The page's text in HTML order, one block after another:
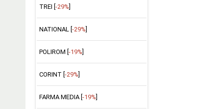
TREI [ -29%
NATIONAL [ -29%
POLIROM [ -19%
CORINT [ -29%
FARMA MEDIA [ -19%